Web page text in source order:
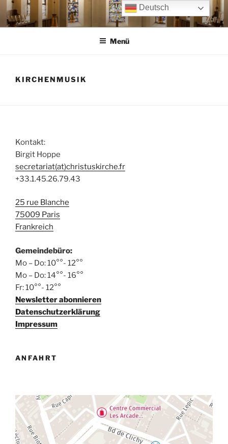
Zum
Inhalt
springen
Menü
KIRCHENMUSIK
Kontakt:
Birgit Hoppe
secretariat(at)christuskirche.fr
+33.1.45.26.79.43
25 rue Blanche
75009 Paris
Frankreich
Gemeindebüro:
Mo – Do: 10°°- 12°°
Mo – Do: 14°°- 16°°
Fr: 10°°- 12°°
Newsletter abonnieren
Datenschutzerklärung
Impressum
ANFAHRT
Deutsch